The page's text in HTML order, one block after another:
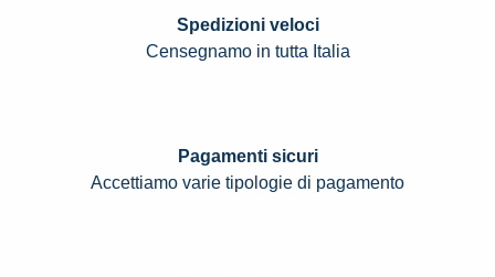
Spedizioni veloci
Censegnamo in tutta Italia
Pagamenti sicuri
Accettiamo varie tipologie di pagamento